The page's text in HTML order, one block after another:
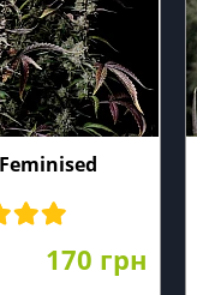
170 грн